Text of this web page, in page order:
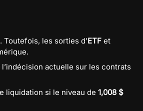
les sorties d’ETF et
actuelle sur les contrats
liquidation si le niveau de 1,008 $